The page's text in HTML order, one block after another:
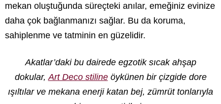
mekan oluştuğunda süreçteki anılar, emeğiniz evinize
daha çok bağlanmanızı sağlar. Bu da koruma,
sahiplenme ve tatminin en güzelidir.
Akatlar’daki bu dairede egzotik sıcak ahşap
dokular, Art Deco stilineöykünen bir çizgide dore
ışıltılar ve mekana enerji katan bej, zümrüt tonlarıyla